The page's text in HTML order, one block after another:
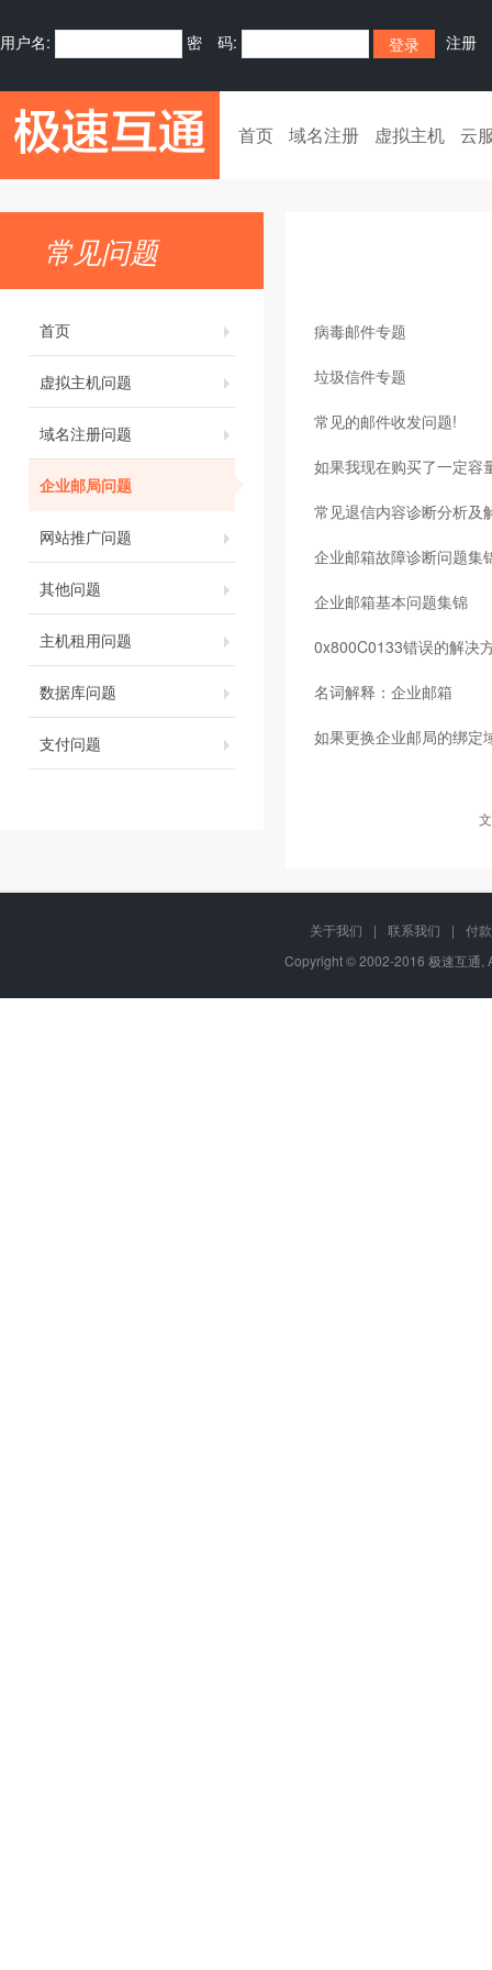
用户名: 密 码: 注册
首页 域名注册 虚拟主机 云
常见问题
首页
虚拟主机问题
域名注册问题
企业邮局问题
网站推广问题
其他问题
主机租用问题
数据库问题
支付问题
病毒邮件专题
垃圾信件专题
常见的邮件收发问题!
如果我现在购买了一定容
常见退信内容诊断分析及
企业邮箱故障诊断问题集
企业邮箱基本问题集锦
0x800C0133错误的解决
名词解释：企业邮箱
如果更换企业邮局的绑定
关于我们 | 联系我们 |
付
Copyright © 2002-2016 极速互通